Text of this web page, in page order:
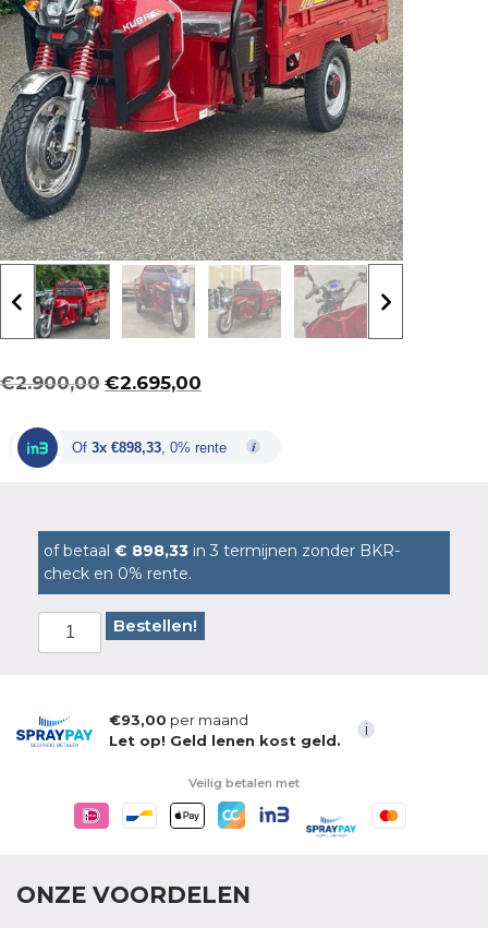
€2.900,00 Oorspronkelijke
€2.900,00.
€2.695,00
€2.695,00.
Of 3x €898,33, 0% rente
of betaal € 898,33 in 3 termijnen zonder BKR-
check en 0% rente.
Bestellen!
€93,00 per maand
Let op! Geld lenen kost geld.
i
Veilig betalen met
ONZE VOORDELEN